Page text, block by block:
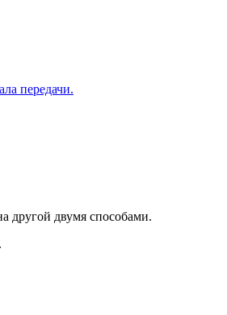
передачи.
другой двумя способами.